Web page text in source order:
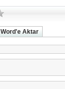
Word'e Aktar